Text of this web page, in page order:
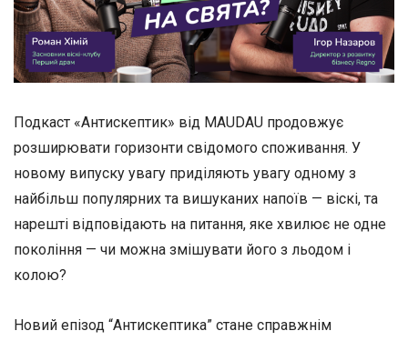
Подкаст «Антискептик» від MAUDAU продовжує
розширювати горизонти свідомого споживання. У
новому випуску увагу приділяють увагу одному з
найбільш популярних та вишуканих напоїв — віскі, та
нарешті відповідають на питання, яке хвилює не одне
покоління — чи можна змішувати його з льодом і
колою?
Новий епізод “Антискептика” стане справжнім